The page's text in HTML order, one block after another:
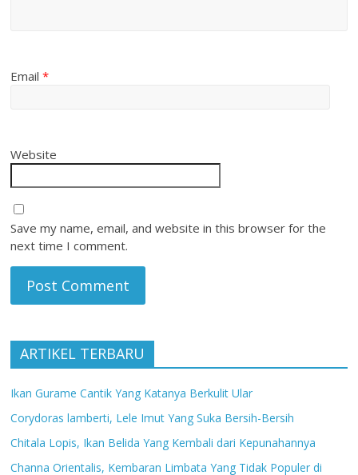
Email*
Website
Save my name, email, and website in this browser for the
next time I comment.
ARTIKEL TERBARU
Ikan Gurame Cantik Yang Katanya Berkulit Ular
Corydoras lamberti, Lele Imut Yang Suka Bersih-Bersih
Chitala Lopis, Ikan Belida Yang Kembali dari Kepunahannya
Channa Orientalis, Kembaran Limbata Yang Tidak Populer di